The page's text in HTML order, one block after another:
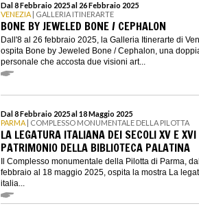
Dal 8 Febbraio 2025 al 26 Febbraio 2025
VENEZIA | GALLERIA ITINERARTE
BONE BY JEWELED BONE / CEPHALON
Dall'8 al 26 febbraio 2025, la Galleria Itinerarte di
ospita Bone by Jeweled Bone / Cephalon, una
personale che accosta due visioni art...
Dal 8 Febbraio 2025 al 18 Maggio 2025
PARMA | COMPLESSO MONUMENTALE DELLA PILOTTA
LA LEGATURA ITALIANA DEI SECOLI XV E
PATRIMONIO DELLA BIBLIOTECA PALATINA
Il Complesso monumentale della Pilotta di Parma,
febbraio al 18 maggio 2025, ospita la mostra La
italia...